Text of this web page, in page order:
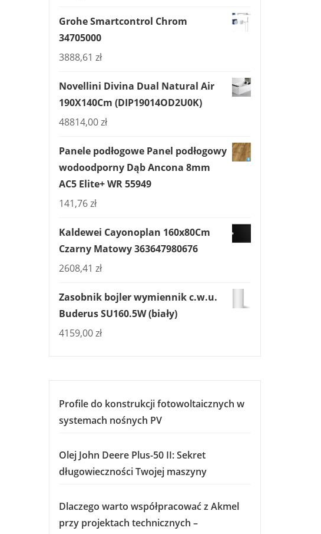
Grohe Smartcontrol Chrom
34705000
3888,61 zł
Novellini Divina Dual Natural Air
190X140Cm (DIP19014OD2U0K)
48814,00zł
Panele podłogowe Panel podłogowy
wodoodporny Dąb Ancona 8mm
AC5 Elite+ WR 55949
141,76zł
Kaldewei Cayonoplan 160x80Cm
Czarny Matowy 363647980676
2608,41 zł
Zasobnik bojler wymiennik c.w.u.
Buderus SU160.5W (biały)
4159,00zł
Profile do konstrukcji fotowoltaicznych w
systemach nośnych PV
Olej John Deere Plus-50 II: Sekret
długowieczności Twojej maszyny
Dlaczego warto współpracować z Akmel
przy projektach technicznych –